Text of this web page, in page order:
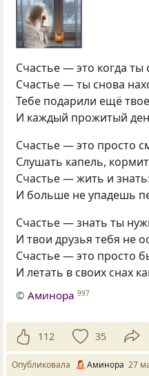
Счастье — это когда ты
Счастье — ты снова
Тебе подарили ещё
И каждый прожитый
Счастье — это просто
Слушать капель,
Счастье — жить и
И больше не упадешь
Счастье — знать ты
И твои друзья тебя не
Счастье — это просто
И летать в своих снах
©Аминора 997
112 35
Опубликовала Аминора 27